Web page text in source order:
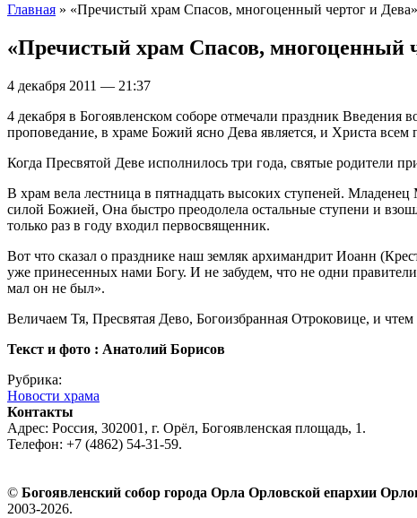
Главная » «Пречистый храм Спасов, многоценный чертог и
«Пречистый храм Спасов, многоценный
4 декабря 2011 — 21:37
4 декабря в Богоявленском соборе отмечали праздник
проповедание, в храме Божий ясно Дева является, и Христа
Когда Пресвятой Деве исполнилось три года, святые родители
В храм вела лестница в пятнадцать высоких ступеней.
силой Божией, Она быстро преодолела остальные ступени и
только раз в году входил первосвященник.
Вот что сказал о празднике наш земляк архимандрит Иоанн
уже принесенных нами Богу. И не забудем, что не одни
мал он не был».
Величаем Тя, Пресвятая Дево, Богоизбранная Отроковице, и
Текст и фото : Анатолий Борисов
Рубрика:
Новости храма
Контакты
Адрес: Россия, 302001, г. Орёл, Богоявленская площадь, 1.
Телефон: +7 (4862) 54-31-59.
© Богоявленский собор города Орла Орловской епархии
2003-2026.